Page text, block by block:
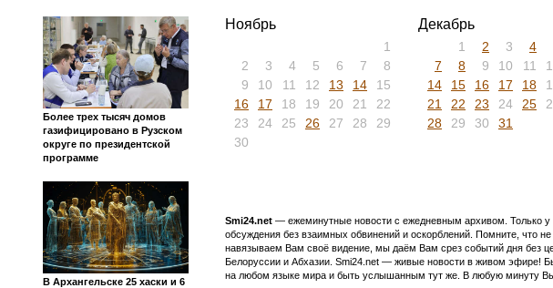
Более трех тысяч домов
газифицировано в Рузском
округе по президентской
программе
В Архангельске 25 хаски и 6
Ноябрь
1
2
3 4 5 6 7
8
9
10 11 12 13 14
15
16
17 18 19 20 21
22
23
24 25 26 27 28
29
30
Декабрь
1 2 3 4
7
8 9 10 11
14
15 16 17 18
21
22 23 24 25
28
29 30 31
Smi24.net — ежеминутные новости с ежедневным архивом. Только у
обсуждения без взаимных обвинений и оскорблений. Помните, что
навязываем Вам своё видение, мы даём Вам срез событий дня без
Белоруссии и Абхазии. Smi24.net — живые новости в живом эфире!
на любом языке мира и быть услышанным тут же. В любую минуту